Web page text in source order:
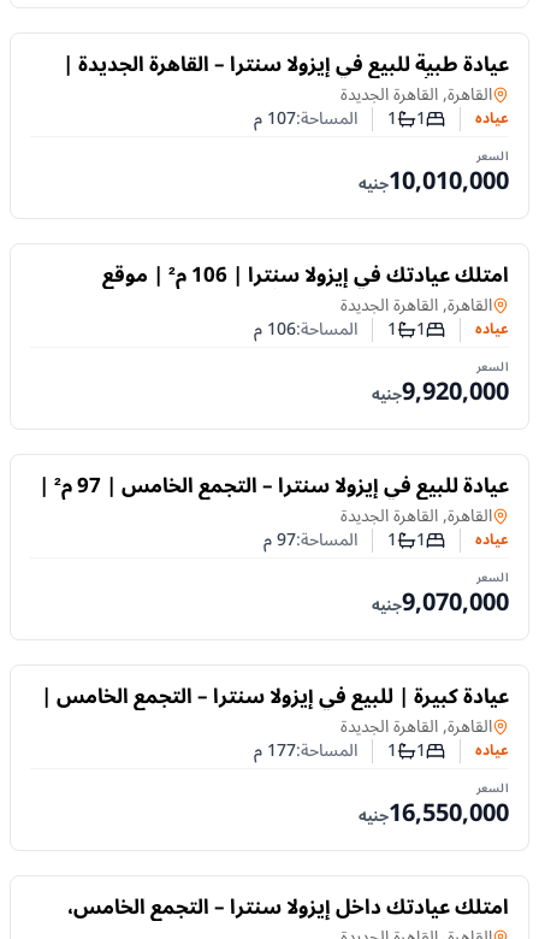
للبيع
عيادة طبية للبيع في إيزولا سنترا – القاهرة الجديدة |
107 م² | أنظمة سداد مرنةعيادهفي
القاهرة, القاهرة الجديدة
عياده عدد غرف النوم
1عدد الحمامات
1 المساحة:107م
السعر
10,010,000جنيه
للبيع امتلك عيادتك في إيزولا سنترا | 106 م² | موقع
استراتيجي بجوار الجامعة الأمريكية
عيادهفي
القاهرة, القاهرة الجديدة
عياده عدد غرف النوم
1عدد الحمامات
1 المساحة:106م
السعر
9,920,000جنيه
للبيع عيادة للبيع في إيزولا سنترا – التجمع الخامس | 97 م² |
تقسيط حتى 10 سنوات
عيادهفي
القاهرة, القاهرة الجديدة
عياده عدد غرف النوم
1عدد الحمامات
1 المساحة:97م
السعر
9,070,000جنيه
للبيع
عيادة كبيرة | للبيع في إيزولا سنترا – التجمع الخامس |
177 م²عيادهفي
القاهرة, القاهرة الجديدة
عياده عدد غرف النوم
1عدد الحمامات
1 المساحة:177م
السعر
16,550,000جنيه
للبيع
امتلك عيادتك داخل إيزولا سنترا – التجمع الخامس،